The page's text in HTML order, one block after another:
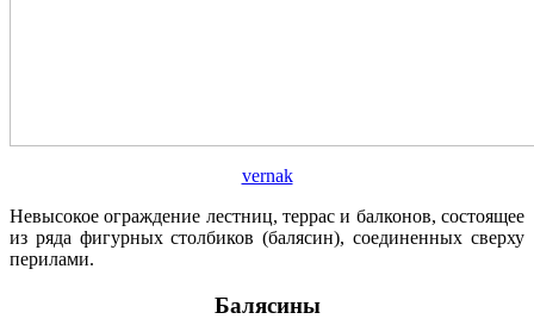
vernak
Невысокое ограждение лестниц, террас и балконов, состоящее
из ряда фигурных столбиков (балясин), соединенных сверху
перилами.
Балясины